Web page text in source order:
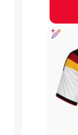
Tabelle
Tabelle